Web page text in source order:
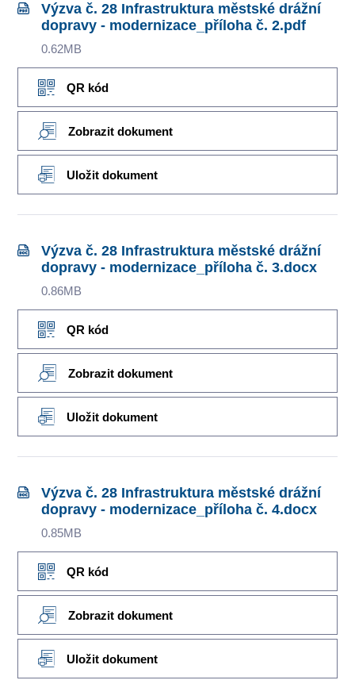
Výzva č. 28 Infrastruktura městské drážní
dopravy - modernizace_příloha č. 2.pdf
0.62MB
QR kód
Zobrazit dokument
Uložit dokument
Výzva č. 28 Infrastruktura městské drážní
dopravy - modernizace_příloha č. 3.docx
0.86MB
QR kód
Zobrazit dokument
Uložit dokument
Výzva č. 28 Infrastruktura městské drážní
dopravy - modernizace_příloha č. 4.docx
0.85MB
QR kód
Zobrazit dokument
Uložit dokument